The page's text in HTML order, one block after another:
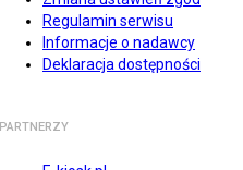
Regulamin serwisu
Informacje o nadawcy
Deklaracja dostępności
PARTNERZY